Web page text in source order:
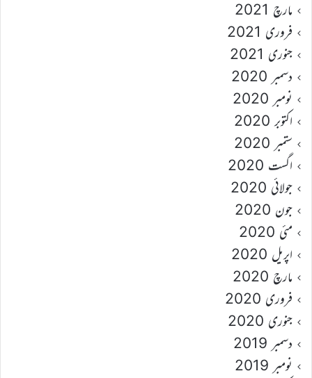
مارچ 2021
فروری 2021
جنوری 2021
دسمبر 2020
نومبر 2020
اکتوبر 2020
ستمبر 2020
اگست 2020
جولائی 2020
جون 2020
مئی 2020
اپریل 2020
مارچ 2020
فروری 2020
جنوری 2020
دسمبر 2019
نومبر 2019